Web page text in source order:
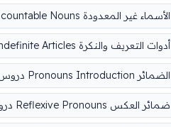
الأسماء غير المعدودة Nouns Uncountable Nouns دروس تعلم اللغة الإنجليزية
أدوات التعريف والنكرة Nouns Definite & Indefinite Articles دروس تعلم اللغة الإنجليزية
الضمائر Pronouns Introduction دروس تعلم اللغة الإنجليزية
ضمائر العكس Reflexive Pronouns دروس تعلم اللغة الإنجليزية